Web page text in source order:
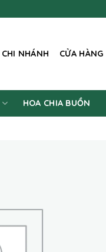
CHI NHÁNH CỬA HÀNG
HOA CHIA BUỒN